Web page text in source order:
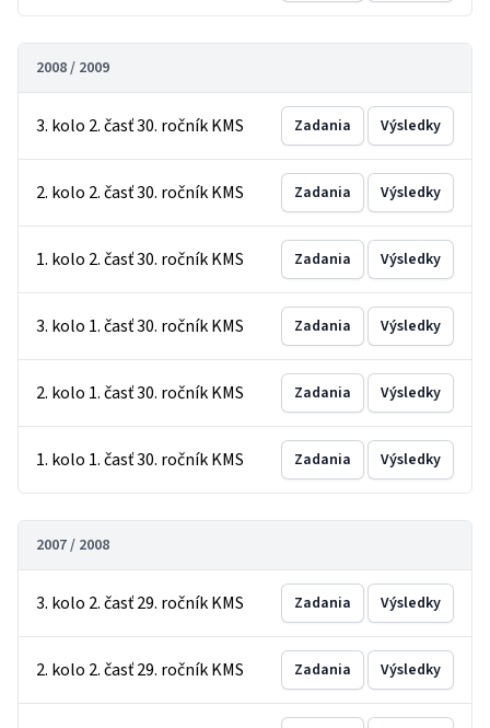
2008 / 2009
3. kolo 2. časť 30. ročník KMS Zadania Výsledky
2. kolo 2. časť 30. ročník KMS Zadania Výsledky
1. kolo 2. časť 30. ročník KMS Zadania Výsledky
3. kolo 1. časť 30. ročník KMS Zadania Výsledky
2. kolo 1. časť 30. ročník KMS Zadania Výsledky
1. kolo 1. časť 30. ročník KMS Zadania Výsledky
2007 / 2008
3. kolo 2. časť 29. ročník KMS Zadania Výsledky
2. kolo 2. časť 29. ročník KMS Zadania Výsledky